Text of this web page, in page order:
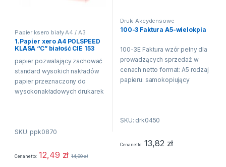
Papier ksero biały A4 / A3
1.Papier xero A4 POLSPEED
KLASA “C” białość CIE 153
papier pozwalający zachować
standard wysokich nakładów
papier przeznaczony do
wysokonakładowych drukarek
urządzeń technologia ColorLok
wysychanie druku oraz
SKU: ppk0870
Cena netto 12,49 zł 14,00zł
Druki Akcydensowe
100-3 Faktura A5-wielokpia
100-3E Faktura wzór pełny dla
prowadzących sprzedaż w
cenach netto format: A5 rodzaj
papieru: samokopiujący
towarów i usług oprawa:...
SKU: drk0450
Cena netto 13,82 zł